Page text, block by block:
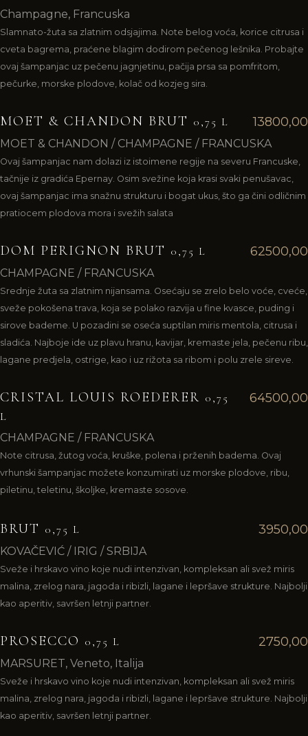
Champagne, Francuska
Slamnato-žuta sa zlatnim odsjajima. Note belog voća, korice citrusa i
cveta bagrema, praćene blagim dodirom pečenog lešnika. Probajte
ovaj šampanjac uz pečenu jagnjetinu, pačija prsa sa pomfritom,
pečurke, morske plodove, kolač od kozjeg sira.
MOET & CHANDON BRUT 0,75 L 13800,00
MOET & CHANDON / CHAMPAGNE / FRANCUSKA
Ovaj šampanjac nam dolazi iz istoimene regije na severu Francuske,
tačnije iz gradića Epernay. Osim svežine koja krasi svaki penušavac,
ovaj šampanjac ima snažnu strukturu i bogat ukus, što ga čini odličnim
pratiocem plodova mora i svežih salata
DOM PERIGNON BRUT 0,75 L 62500,00
CHAMPAGNE / FRANCUSKA
Srednje žuta sa zlatnim nijansama. Osećaju se zrelo belo voće, cveće,
sveže pokošena trava, koja se polako razvija u fine kvasce, puding i
sirove bademe. U pozadini se oseća suptilan miris mentola, citrusa i
sladića. Najboje ide uz plavu hranu, kavijar, kremaste jela, pečenu ribu,
lagane predjela, ostrige, kao i uz rižota sa ribom i polu zrele sireve.
CRISTAL LOUIS ROEDERER 0,75
L
64500,00
CHAMPAGNE / FRANCUSKA
Note citrusa, žutog voća, kruške, polena i prženih badema. Ovaj
vrhunski šampanjac možete konzumirati uz morske plodove, ribu,
piletinu, teletinu, školjke, kremaste sosove.
BRUT 0,75 L 3950,00
KOVAČEVIĆ / IRIG / SRBIJA
Sveže i hrskavo vino koje nudi intenzivan, kompleksan ali svež miris
malina, zrelog nara, jagoda i ribizli, lagane i lepršave strukture. Najbolji
kao aperitiv, savršen letnji partner.
PROSECCO 0,75 L 2750,00
MARSURET, Veneto, Italija
Sveže i hrskavo vino koje nudi intenzivan, kompleksan ali svež miris
malina, zrelog nara, jagoda i ribizli, lagane i lepršave strukture. Najbolji
kao aperitiv, savršen letnji partner.